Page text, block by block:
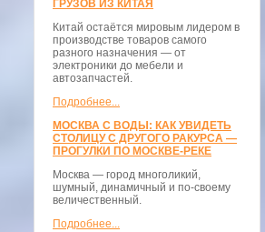
ГРУЗОВ ИЗ КИТАЯ
Китай остаётся мировым лидером в
производстве товаров самого
разного назначения — от
электроники до мебели и
автозапчастей.
Подробнее...
МОСКВА С ВОДЫ: КАК УВИДЕТЬ
СТОЛИЦУ С ДРУГОГО РАКУРСА —
ПРОГУЛКИ ПО МОСКВЕ-РЕКЕ
Москва — город многоликий,
шумный, динамичный и по-своему
величественный.
Подробнее...